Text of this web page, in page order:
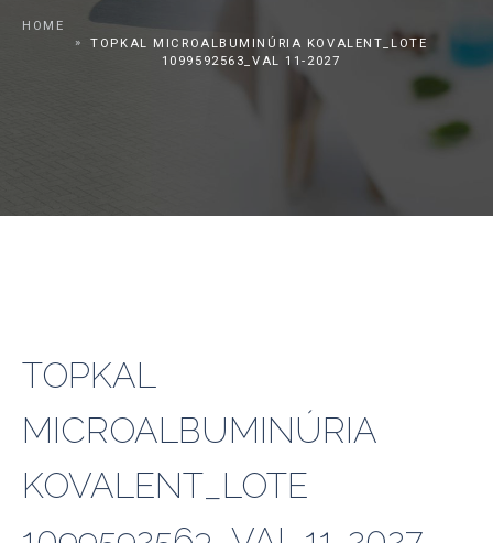
HOME
TOPKAL MICROALBUMINÚRIA KOVALENT_LOTE
1099592563_VAL 11-2027
TOPKAL
MICROALBUMINÚRIA
KOVALENT_LOTE